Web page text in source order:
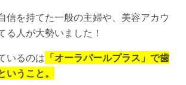
信を持てた一般の主婦や、美容アカウ
る人が大勢いました！
いるのは 「オーラパールプラス」で歯
うこと。